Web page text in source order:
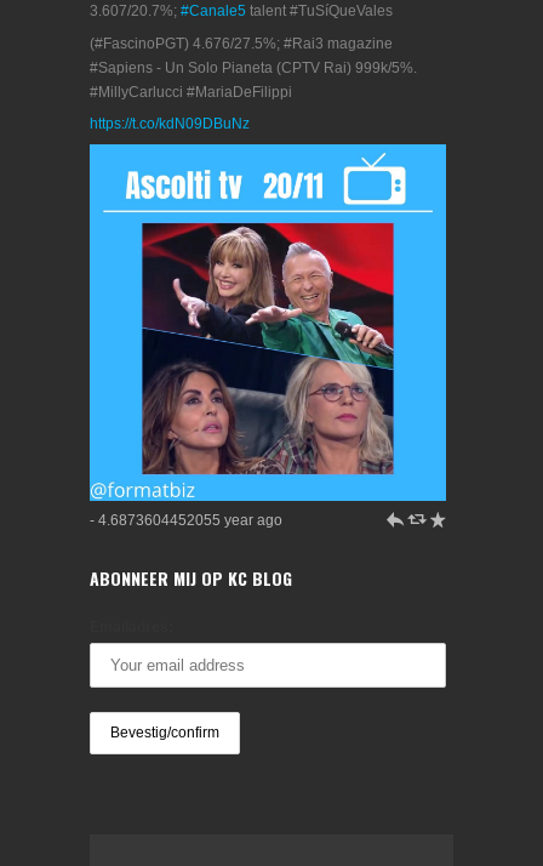
3.607/20.7%; #Canale5 talent #TuSíQueVales
(#FascinoPGT) 4.676/27.5%; #Rai3 magazine
#Sapiens - Un Solo Pianeta (CPTV Rai) 999k/5%.
#MillyCarlucci #MariaDeFilippi
https://t.co/kdN09DBuNz
- 4.6873604452055 year ago h J R
ABONNEER MIJ OP KC BLOG